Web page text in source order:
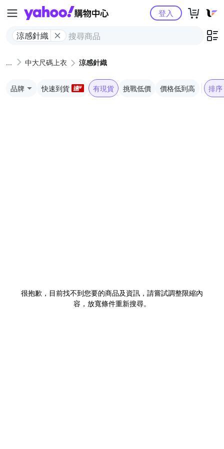
Yahoo購物中心
涼感針織
登入
中大尺碼上衣 涼感針織
品牌 快速到貨 有現貨 挑戰低價 價格低到高 排序
很抱歉，目前找不到您要的商品及資訊，請嘗試調整限縮內
容，放寬條件重新搜尋。